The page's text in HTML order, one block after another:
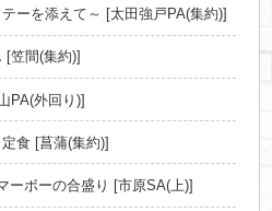
ーを添えて～ [太田強戸PA(集約)]
笠間(集約)]
PA(外回り)]
食 [菖蒲(集約)]
ーボーの合盛り [市原SA(上)]